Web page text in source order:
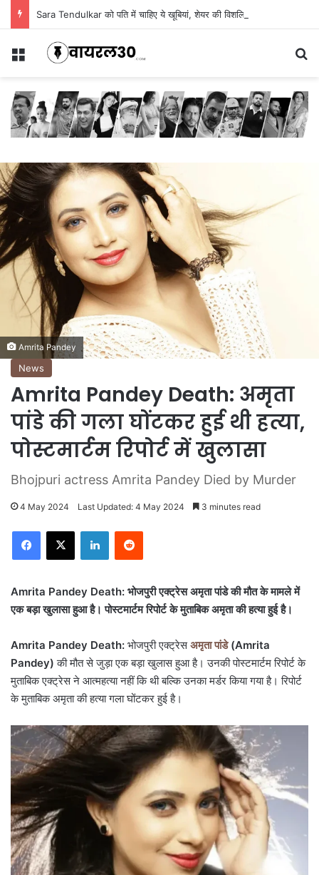
Sara Tendulkar को पति में चाहिए ये खूबियां, शेयर की विशलिस्ट
Menu
Amrita Pandey
News
Amrita Pandey Death: अमृता
पांडे की गला घोंटकर हुई थी हत्या,
पोस्टमार्टम रिपोर्ट में खुलासा
Bhojpuri actress Amrita Pandey Died by Murder
4 May 2024 Last Updated: 4 May 2024 3 minutes read
LinkedInReddit
Amrita Pandey Death: भोजपुरी एक्ट्रेस अमृता पांडे की मौत के मामले में
एक बड़ा खुलासा हुआ है। पोस्टमार्टम रिपोर्ट के मुताबिक अमृता की हत्या हुई है।
Amrita Pandey Death: भोजपुरी एक्ट्रेसअमृता पांडे(Amrita
Pandey)की मौत से जुड़ा एक बड़ा खुलास हुआ है। उनकी पोस्टमार्टम रिपोर्ट के
मुताबिक एक्ट्रेस ने आत्महत्या नहीं कि थी बल्कि उनका मर्डर किया गया है। रिपोर्ट
के मुताबिक अमृता की हत्या गला घोंटकर हुई है।